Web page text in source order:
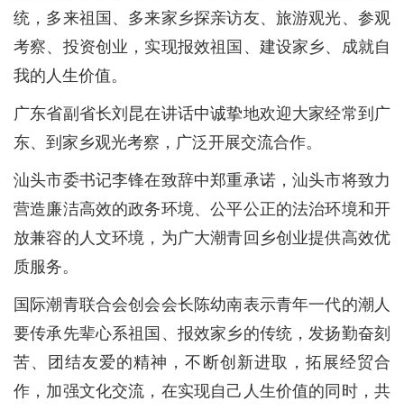
统，多来祖国、多来家乡探亲访友、旅游观光、参观
考察、投资创业，实现报效祖国、建设家乡、成就自
我的人生价值。
广东省副省长刘昆在讲话中诚挚地欢迎大家经常到广
东、到家乡观光考察，广泛开展交流合作。
汕头市委书记李锋在致辞中郑重承诺，汕头市将致力
营造廉洁高效的政务环境、公平公正的法治环境和开
放兼容的人文环境，为广大潮青回乡创业提供高效优
质服务。
国际潮青联合会创会会长陈幼南表示青年一代的潮人
要传承先辈心系祖国、报效家乡的传统，发扬勤奋刻
苦、团结友爱的精神，不断创新进取，拓展经贸合
作，加强文化交流，在实现自己人生价值的同时，共